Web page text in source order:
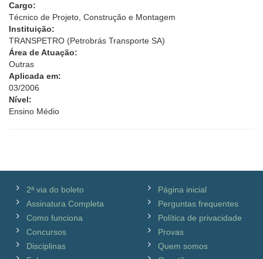
Cargo:
Técnico de Projeto, Construção e Montagem
Instituição:
TRANSPETRO (Petrobrás Transporte SA)
Área de Atuação:
Outras
Aplicada em:
03/2006
Nível:
Ensino Médio
2ª via do boleto
Assinatura Completa
Como funciona
Concursos
Disciplinas
Página inicial
Perguntas frequentes
Política de privacidade
Provas
Quem somos